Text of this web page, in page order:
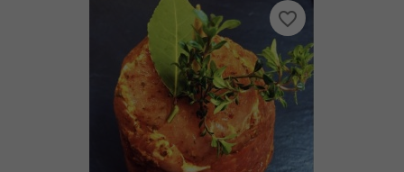
favorite_border